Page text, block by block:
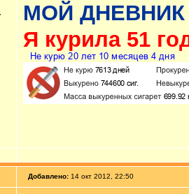
МОЙ ДНЕВНИК
Я курила 51
Добавлено: 14 окт 2012, 22:50